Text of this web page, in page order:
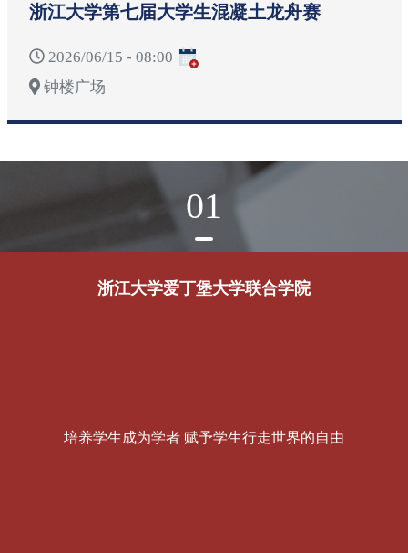
浙江大学第七届大学生混凝土龙舟赛
2026/06/15 - 08:00
钟楼广场
01
浙江大学爱丁堡大学联合学院
培养学生成为学者 赋予学生行走世界的自由